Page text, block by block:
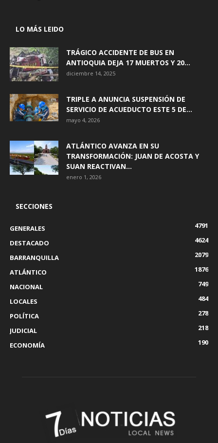
LO MÁS LEIDO
TRÁGICO ACCIDENTE DE BUS EN
ANTIOQUIA DEJA 17 MUERTOS Y 20...
diciembre 14, 2025
TRIPLE A ANUNCIA SUSPENSIÓN DE
SERVICIO DE ACUEDUCTO ESTE 5 DE...
mayo 4, 2026
ATLÁNTICO AVANZA EN SU
TRANSFORMACIÓN: JUAN DE ACOSTA Y
SUAN REACTIVAN...
enero 1, 2026
SECCIONES
GENERALES
4791
DESTACADO
4624
BARRANQUILLA
2079
ATLÁNTICO
1876
NACIONAL
749
LOCALES
484
POLÍTICA
278
JUDICIAL
218
ECONOMÍA
190